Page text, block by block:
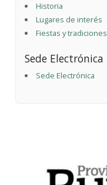
Historia
Lugares de interés
Fiestas y tradiciones
Sede Electrónica
Sede Electrónica